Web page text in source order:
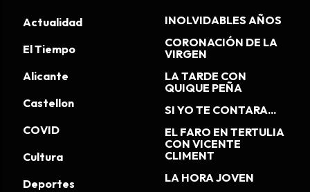
Actualidad
El Tiempo
Alicante
Castellon
COVID
Cultura
Deportes
INOLVIDABLES AÑOS
CORONACIÓN DE LA
VIRGEN
LA TARDE CON
QUIQUE PEÑA
SI YO TE CONTARA...
EL FARO EN TERTULIA
CON VICENTE
CLIMENT
LA HORA JOVEN